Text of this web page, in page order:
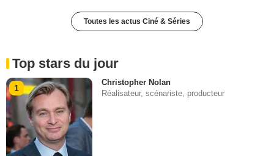
Toutes les actus Ciné & Séries
Top stars du jour
1
Christopher Nolan
Réalisateur, scénariste, producteur